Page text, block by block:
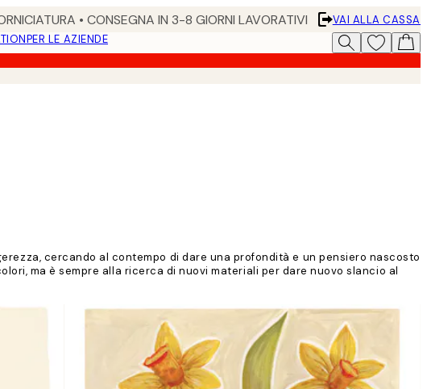
• CONSEGNA IN 3-8 GIORNI LAVORATIVI
VAI ALLA CASSA
PER LE AZIENDE
cercando al contempo di dare una profondità e un pensiero nascosto
ma è sempre alla ricerca di nuovi materiali per dare nuovo slancio al